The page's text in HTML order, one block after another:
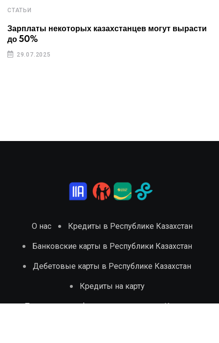
СТАТЬИ
Зарплаты некоторых казахстанцев могут вырасти
до 50%
29.07.2025
О нас Кредиты в Республике Казахстан
Банковские карты в Республики Казахстан
Дебетовые карты в Республике Казахстан
Кредиты на карту
Политика и конфиденциальность Контакты